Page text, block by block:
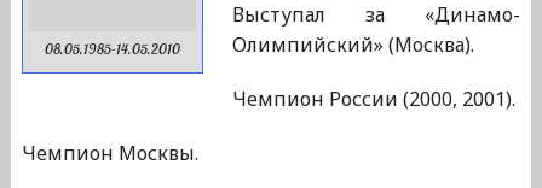
08.05.1985-14.05.2010
Выступал за «Динамо-
Олимпийский» (Москва).
Чемпион России (2000, 2001).
Чемпион Москвы.